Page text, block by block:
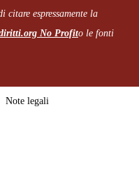
espressamente la
No Profito le fonti
Note legali